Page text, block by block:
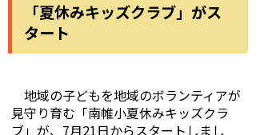
「夏休みキッズクラブ」がス
タート
地域の子どもを地域のボランティアが
見守り育む「南帷小夏休みキッズクラ
ブ」が、7月21日からスタートしまし